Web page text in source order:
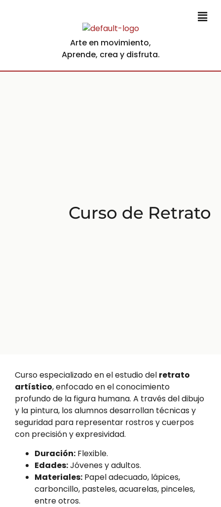
Arte en movimiento,
Aprende, crea y disfruta.
Curso de Retrato
Curso especializado en el estudio del retrato
artístico, enfocado en el conocimiento
profundo de la figura humana. A través del dibujo
y la pintura, los alumnos desarrollan técnicas y
seguridad para representar rostros y cuerpos
con precisión y expresividad.
Duración: Flexible.
Edades:Jóvenes y adultos.
Materiales: Papel adecuado, lápices,
carboncillo, pasteles, acuarelas, pinceles,
entre otros.